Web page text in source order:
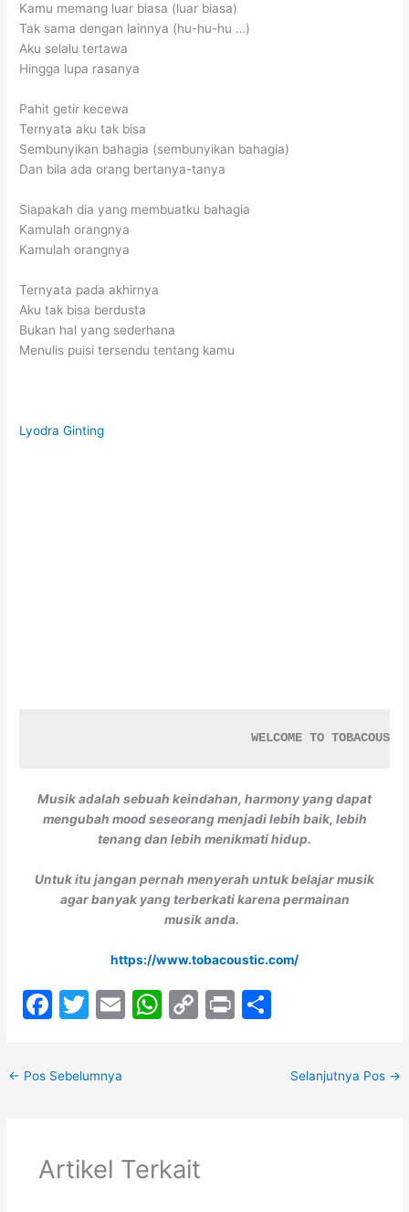
Kamu memang luar biasa (luar biasa)
Tak sama dengan lainnya (hu-hu-hu …)
Aku selalu tertawa
Hingga lupa rasanya
Pahit getir kecewa
Ternyata aku tak bisa
Sembunyikan bahagia (sembunyikan bahagia)
Dan bila ada orang bertanya-tanya
Siapakah dia yang membuatku bahagia
Kamulah orangnya
Kamulah orangnya
Ternyata pada akhirnya
Aku tak bisa berdusta
Bukan hal yang sederhana
Menulis puisi tersendu tentang kamu
Lyodra Ginting
WELCOME TO
Musik adalah sebuah keindahan, harmony yang dapat
mengubah mood seseorang menjadi lebih baik, lebih
tenang dan lebih menikmati hidup.
Untuk itu jangan pernah menyerah untuk belajar musik
agar banyak yang terberkati karena permainan
musik anda.
https://www.tobacoustic.com/
F
c
e
o
T
er
E
W
p
p
C
k
Pr
ar
← Pos Sebelumnya Selanjutnya Pos →
Artikel Terkait